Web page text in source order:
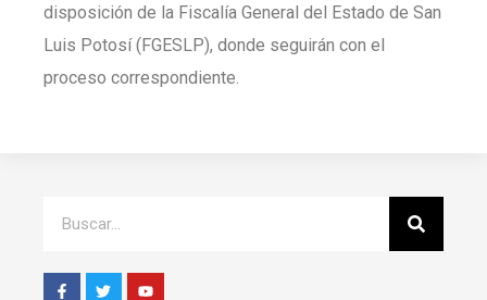
disposición de la Fiscalía General del Estado de San
Luis Potosí (FGESLP), donde seguirán con el
proceso correspondiente.